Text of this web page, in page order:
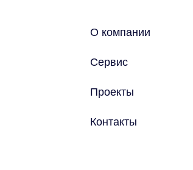
О компании
Сервис
Проекты
Контакты